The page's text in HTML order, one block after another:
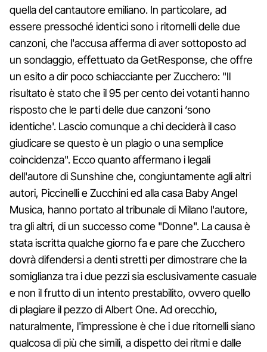
quella del cantautore emiliano. In particolare, ad
essere pressoché identici sono i ritornelli delle due
canzoni, che l'accusa afferma di aver sottoposto ad
un sondaggio, effettuato da GetResponse, che offre
un esito a dir poco schiacciante per Zucchero: "Il
risultato è stato che il 95 per cento dei votanti hanno
risposto che le parti delle due canzoni ‘sono
identiche'. Lascio comunque a chi deciderà il caso
giudicare se questo è un plagio o una semplice
coincidenza". Ecco quanto affermano i legali
dell'autore di Sunshine che, congiuntamente agli altri
autori, Piccinelli e Zucchini ed alla casa Baby Angel
Musica, hanno portato al tribunale di Milano l'autore,
tra gli altri, di un successo come "Donne". La causa è
stata iscritta qualche giorno fa e pare che Zucchero
dovrà difendersi a denti stretti per dimostrare che la
somiglianza tra i due pezzi sia esclusivamente casuale
e non il frutto di un intento prestabilito, ovvero quello
di plagiare il pezzo di Albert One. Ad orecchio,
naturalmente, l'impressione è che i due ritornelli siano
qualcosa di più che simili, a dispetto dei ritmi e dalle